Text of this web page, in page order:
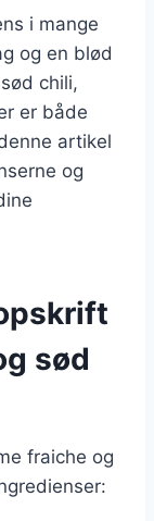
i mange
og en blød
chili,
er både
artikel
og
sød
fraiche og